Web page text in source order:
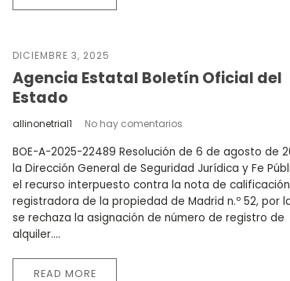
DICIEMBRE 3, 2025
Agencia Estatal Boletín Oficial del
Estado
allinonetrial1 No hay comentarios
BOE-A-2025-22489 Resolución de 6 de agosto de
la Dirección General de Seguridad Jurídica y Fe
el recurso interpuesto contra la nota de
registradora de la propiedad de Madrid n.º 52, por
se rechaza la asignación de número de registro de
alquiler....
READ MORE